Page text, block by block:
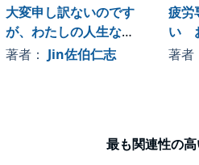
大変申し訳ないのです
が、わたしの人生なの
でほっといてもらえな
著者： Jin佐伯仁志
疲労
い
当の
著
最も関連性の高